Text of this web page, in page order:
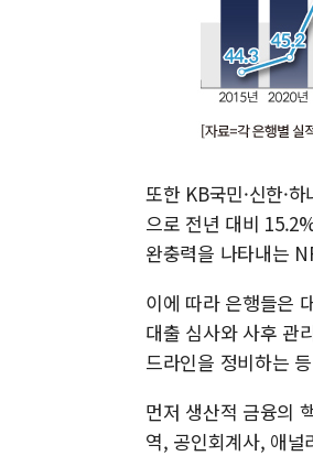
또한 KB국민·신한·
으로 전년 대비
완충력을 나타내는
이에 따라 은행들은
대출 심사와 사후 관
드라인을 정비하는
먼저 생산적 금융의
역, 공인회계사, 애